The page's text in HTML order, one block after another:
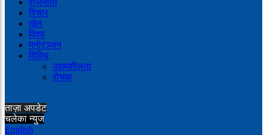
राजनीति
विचार
खेल
विश्व
मनोरञ्जन
विविध
उद्यमशीलता
रोचक
ताज़ा अपडेट
चलेका न्युज
English